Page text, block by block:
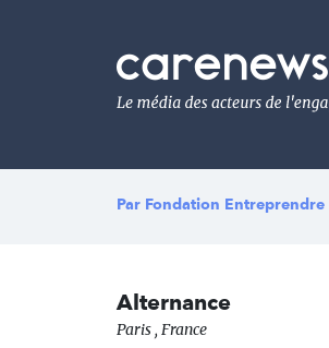
Le
média
de
l'engagement
Par Fondation Entreprendre
Alternance
Paris , France